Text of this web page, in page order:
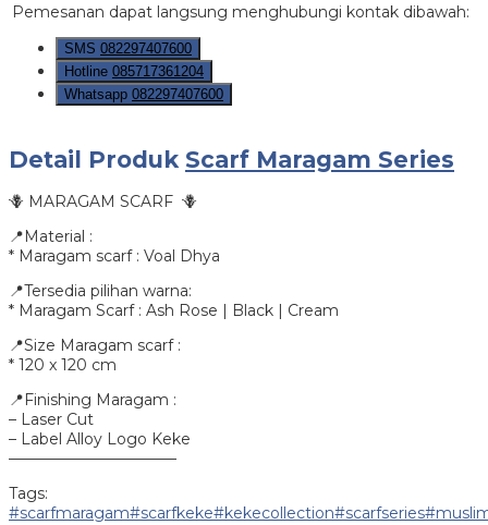
Pemesanan dapat langsung menghubungi kontak dibawah:
SMS 082297407600
Hotline 085717361204
Whatsapp 082297407600
Detail Produk Scarf Maragam Series
🪻 MARAGAM SCARF 🪻
📍Material :
* Maragam scarf : Voal Dhya
📍Tersedia pilihan warna:
* Maragam Scarf : Ash Rose | Black | Cream
📍Size Maragam scarf :
* 120 x 120 cm
📍Finishing Maragam :
– Laser Cut
– Label Alloy Logo Keke
———————————
Tags: